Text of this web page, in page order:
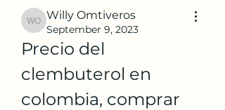
Willy Omtiveros
Willy Omtiveros
September 9, 2023
Precio del
clembuterol en
colombia, comprar